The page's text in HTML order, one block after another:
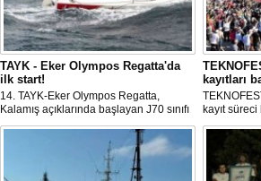
TAYK - Eker Olympos Regatta'da
ilk start!
14. TAYK-Eker Olympos Regatta,
Kalamış açıklarında başlayan J70 sınıfı
yarışlarıyla ilk startını verdi. İstanbul'u 10
gün boyunca yelken coşkusuyla
buluşturacak organizasyonun ilk
gününde 9 tekne rüzgârla buluştu.
kayıtları
kayıt
denizcilik
odaklanan
tarihleri